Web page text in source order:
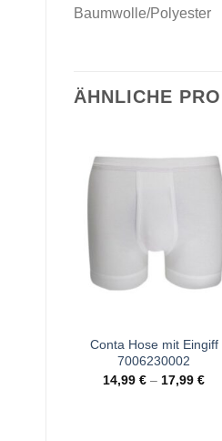
Baumwolle/Polyester
ÄHNLICHE
Conta Hose mit Eingiff
7006230002
14,99€ – 17,99€